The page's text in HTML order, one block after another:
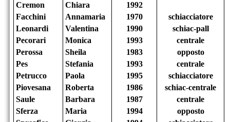
Cremon
Facchini
Leonardi
Pecorari
Perossa
Pes
Petrucco
Piovesana
Saule
Sferza
Chiara
Annamaria
Valentina
Monica
Sheila
Stefania
Paola
Roberta
Barbara
Maria
1992
1970
1990
1993
1983
1993
1995
1986
1987
1994
schiacciatore
schiac-pall
centrale
opposto
centrale
schiacciatore
schiac-centrale
centrale
opposto